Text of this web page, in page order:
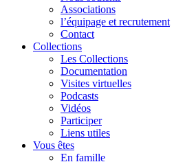
Associations
l’équipage et recrutement
Contact
Collections
Les Collections
Documentation
Visites virtuelles
Podcasts
Vidéos
Participer
Liens utiles
Vous êtes
En famille